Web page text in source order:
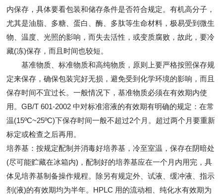
内保存，具体要看包装和储存条件是否符合规定。有机高分子，
尤其是油脂、多糖、蛋白、酶、多肽等生命材料，极易受到微生
物、温度、光照的影响，而失去活性，或变质腐败，故此，要冷
藏(冻)保存，而且时间也较短。
基准物质、标准物质和高纯物质，原则上要严格按照保存规
定来保存，确保包装完好无损，避免受到化学环境的影响，而且
保存时间不宜过长。一般情况下，基准物质必须在有效期内使
用。GB/T 601-2002 中对标准溶液的有效期有明确的规定：在常
温(15ºC~25ºC)下保存时间一般不超过2个月。超过两个月要重新
标定或检查之后再用。
培养基：按规定配制并消毒好培养基，冷至室温，保存在阴暗处
(尽可能贮藏在冰箱内)，配制好的培养基应在一个月内用完，具
体见培养基制备操作规程。除另有规定外、试液、缓冲液、指示
剂(液)的有效期均为半年。HPLC 用的流动相、纯化水有效期为